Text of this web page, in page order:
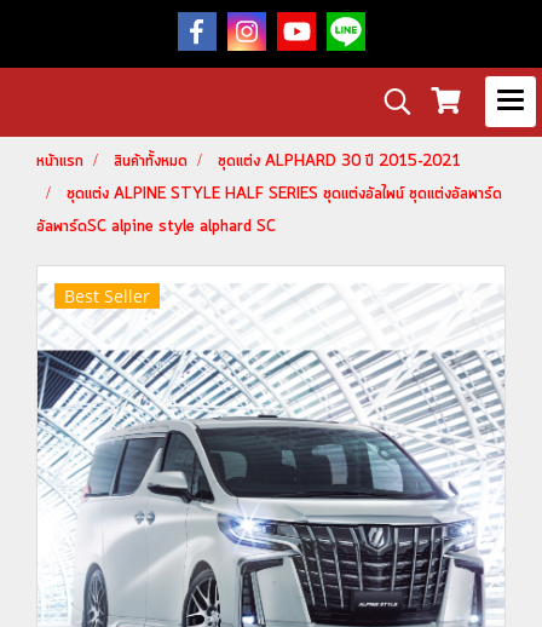
หน้าแรก สินค้าทั้งหมด
ชุดแต่ง ALPHARD 30 ปี 2015-2021
ชุดแต่ง ALPINE STYLE HALF SERIES ชุดแต่งอัลไพน์ ชุดแต่งอัลพาร์ด
อัลพาร์ดSC alpine style alphard SC
Best Seller